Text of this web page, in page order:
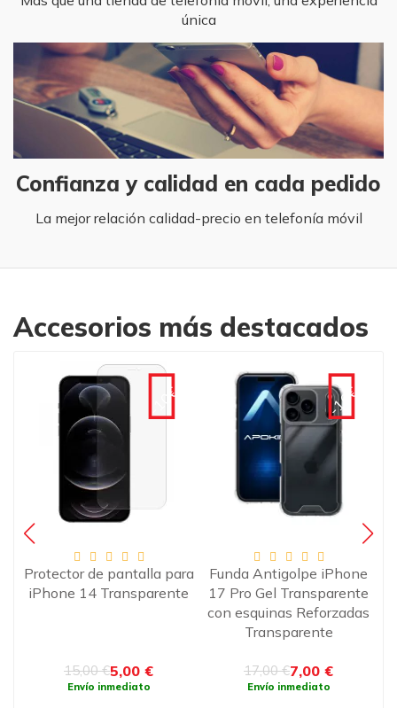
única
Confianza y calidad en cada pedido
La mejor relación calidad-precio en telefonía móvil
Accesorios más destacados
-10€
Protector de pantalla para
iPhone 14 Transparente
15,00 €5,00 €
Envío inmediato
-10€
Funda Antigolpe iPhone
17 Pro Gel Transparente
con esquinas Reforzadas
Transparente
17,00 €7,00 €
Envío inmediato